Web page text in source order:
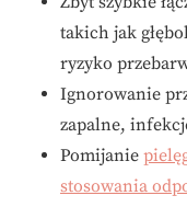
takich jak
ryzyko
Ignorowanie
zapalne,
Pomijanie
stosowania